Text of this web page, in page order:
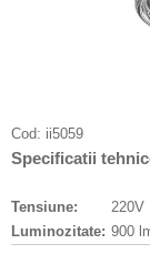
Cod: ii5059
Specificatii
Tensiune:
220V
Luminozitate: 900